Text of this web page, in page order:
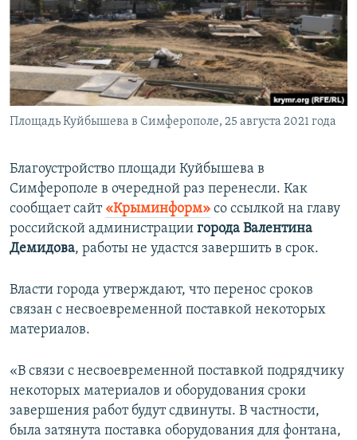
ПОБЕДИТЕЛЕЙ НЕ СУДЯТ?
КРЫМ.НЕПОКОРЕННЫЙ
ELIFBE
УКРАИНСКАЯ ПРОБЛЕМА КРЫМА
ПРИСОЕДИНЯЙТЕСЬ!
Все сайты RFE/RL
Площадь Куйбышева в Симферополе, 25 августа 2021 года
Благоустройство площади Куйбышева в
Симферополе в очередной раз перенесли. Как
сообщает сайт «Крыминформ» со ссылкой на главу
российской администрации города Валентина
Демидова, работы не удастся завершить в срок.
Власти города утверждают, что перенос сроков
связан с несвоевременной поставкой некоторых
материалов.
«В связи с несвоевременной поставкой подрядчику
некоторых материалов и оборудования сроки
завершения работ будут сдвинуты. В частности,
была затянута поставка оборудования для фонтана,